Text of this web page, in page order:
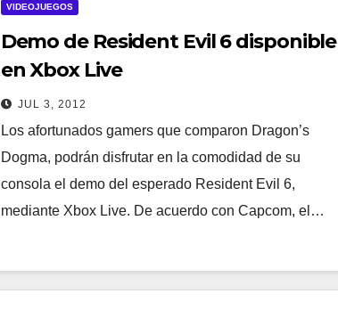
VIDEOJUEGOS
Demo de Resident Evil 6 disponible
en Xbox Live
JUL 3, 2012
Los afortunados gamers que comparon Dragon’s
Dogma, podrán disfrutar en la comodidad de su
consola el demo del esperado Resident Evil 6,
mediante Xbox Live. De acuerdo con Capcom, el…